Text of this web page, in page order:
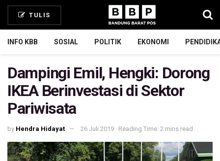
TULIS
INFO KBB SOSIAL POLITIK EKONOMI
Dampingi Emil, Hengki: Dorong
IKEA Berinvestasi di Sektor
Pariwisata
by Hendra Hidayat 26 Juli 2019 Reading Time: 2 mins read